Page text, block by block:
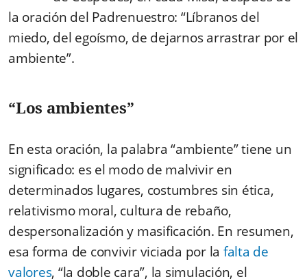
la oración del Padrenuestro: “Líbranos del
miedo, del egoísmo, de dejarnos arrastrar por el
ambiente”.
“Los ambientes”
En esta oración, la palabra “ambiente” tiene un
significado: es el modo de malvivir en
determinados lugares, costumbres sin ética,
relativismo moral, cultura de rebaño,
despersonalización y masificación. En resumen,
esa forma de convivir viciada por la falta de
valores, “la doble cara”, la simulación, el